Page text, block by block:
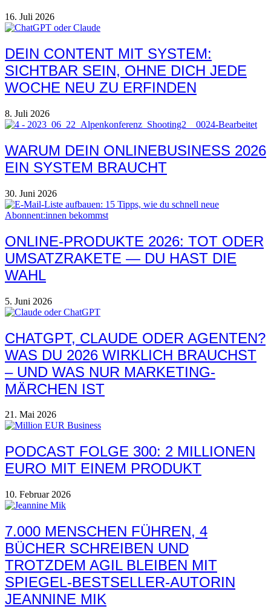
16. Juli 2026
DEIN CONTENT MIT SYSTEM:
SICHTBAR SEIN, OHNE DICH JEDE
WOCHE NEU ZU ERFINDEN
8. Juli 2026
WARUM DEIN ONLINEBUSINESS 2026
EIN SYSTEM BRAUCHT
30. Juni 2026
ONLINE-PRODUKTE 2026: TOT ODER
UMSATZRAKETE — DU HAST DIE
WAHL
5. Juni 2026
CHATGPT, CLAUDE ODER AGENTEN?
WAS DU 2026 WIRKLICH BRAUCHST
– UND WAS NUR MARKETING-
MÄRCHEN IST
21. Mai 2026
PODCAST FOLGE 300: 2 MILLIONEN
EURO MIT EINEM PRODUKT
10. Februar 2026
7.000 MENSCHEN FÜHREN, 4
BÜCHER SCHREIBEN UND
TROTZDEM AGIL BLEIBEN MIT
SPIEGEL-BESTSELLER-AUTORIN
JEANNINE MIK